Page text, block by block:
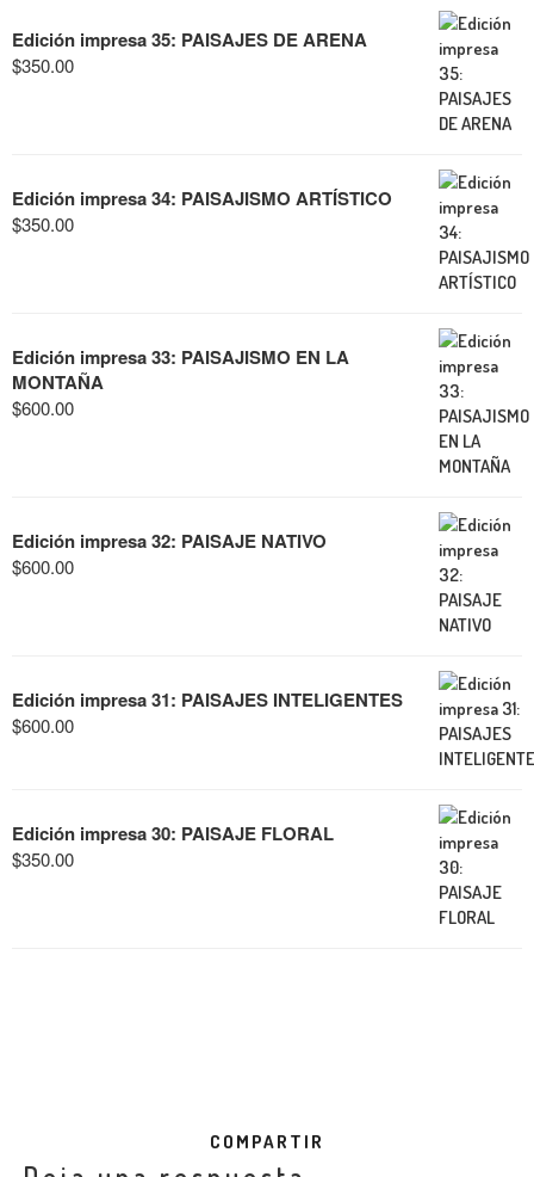
Edición impresa 35: PAISAJES DE ARENA
$350.00
Edición impresa 34: PAISAJISMO ARTÍSTICO
$350.00
Edición impresa 33: PAISAJISMO EN LA
MONTAÑA
$600.00
Edición impresa 32: PAISAJE NATIVO
$600.00
Edición impresa 31: PAISAJES INTELIGENTES
$600.00
Edición impresa 30: PAISAJE FLORAL
$350.00
COMPARTIR